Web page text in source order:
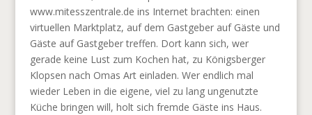
www.mitesszentrale.de ins Internet brachten: einen
virtuellen Marktplatz, auf dem Gastgeber auf Gäste und
Gäste auf Gastgeber treffen. Dort kann sich, wer
gerade keine Lust zum Kochen hat, zu Königsberger
Klopsen nach Omas Art einladen. Wer endlich mal
wieder Leben in die eigene, viel zu lang ungenutzte
Küche bringen will, holt sich fremde Gäste ins Haus.